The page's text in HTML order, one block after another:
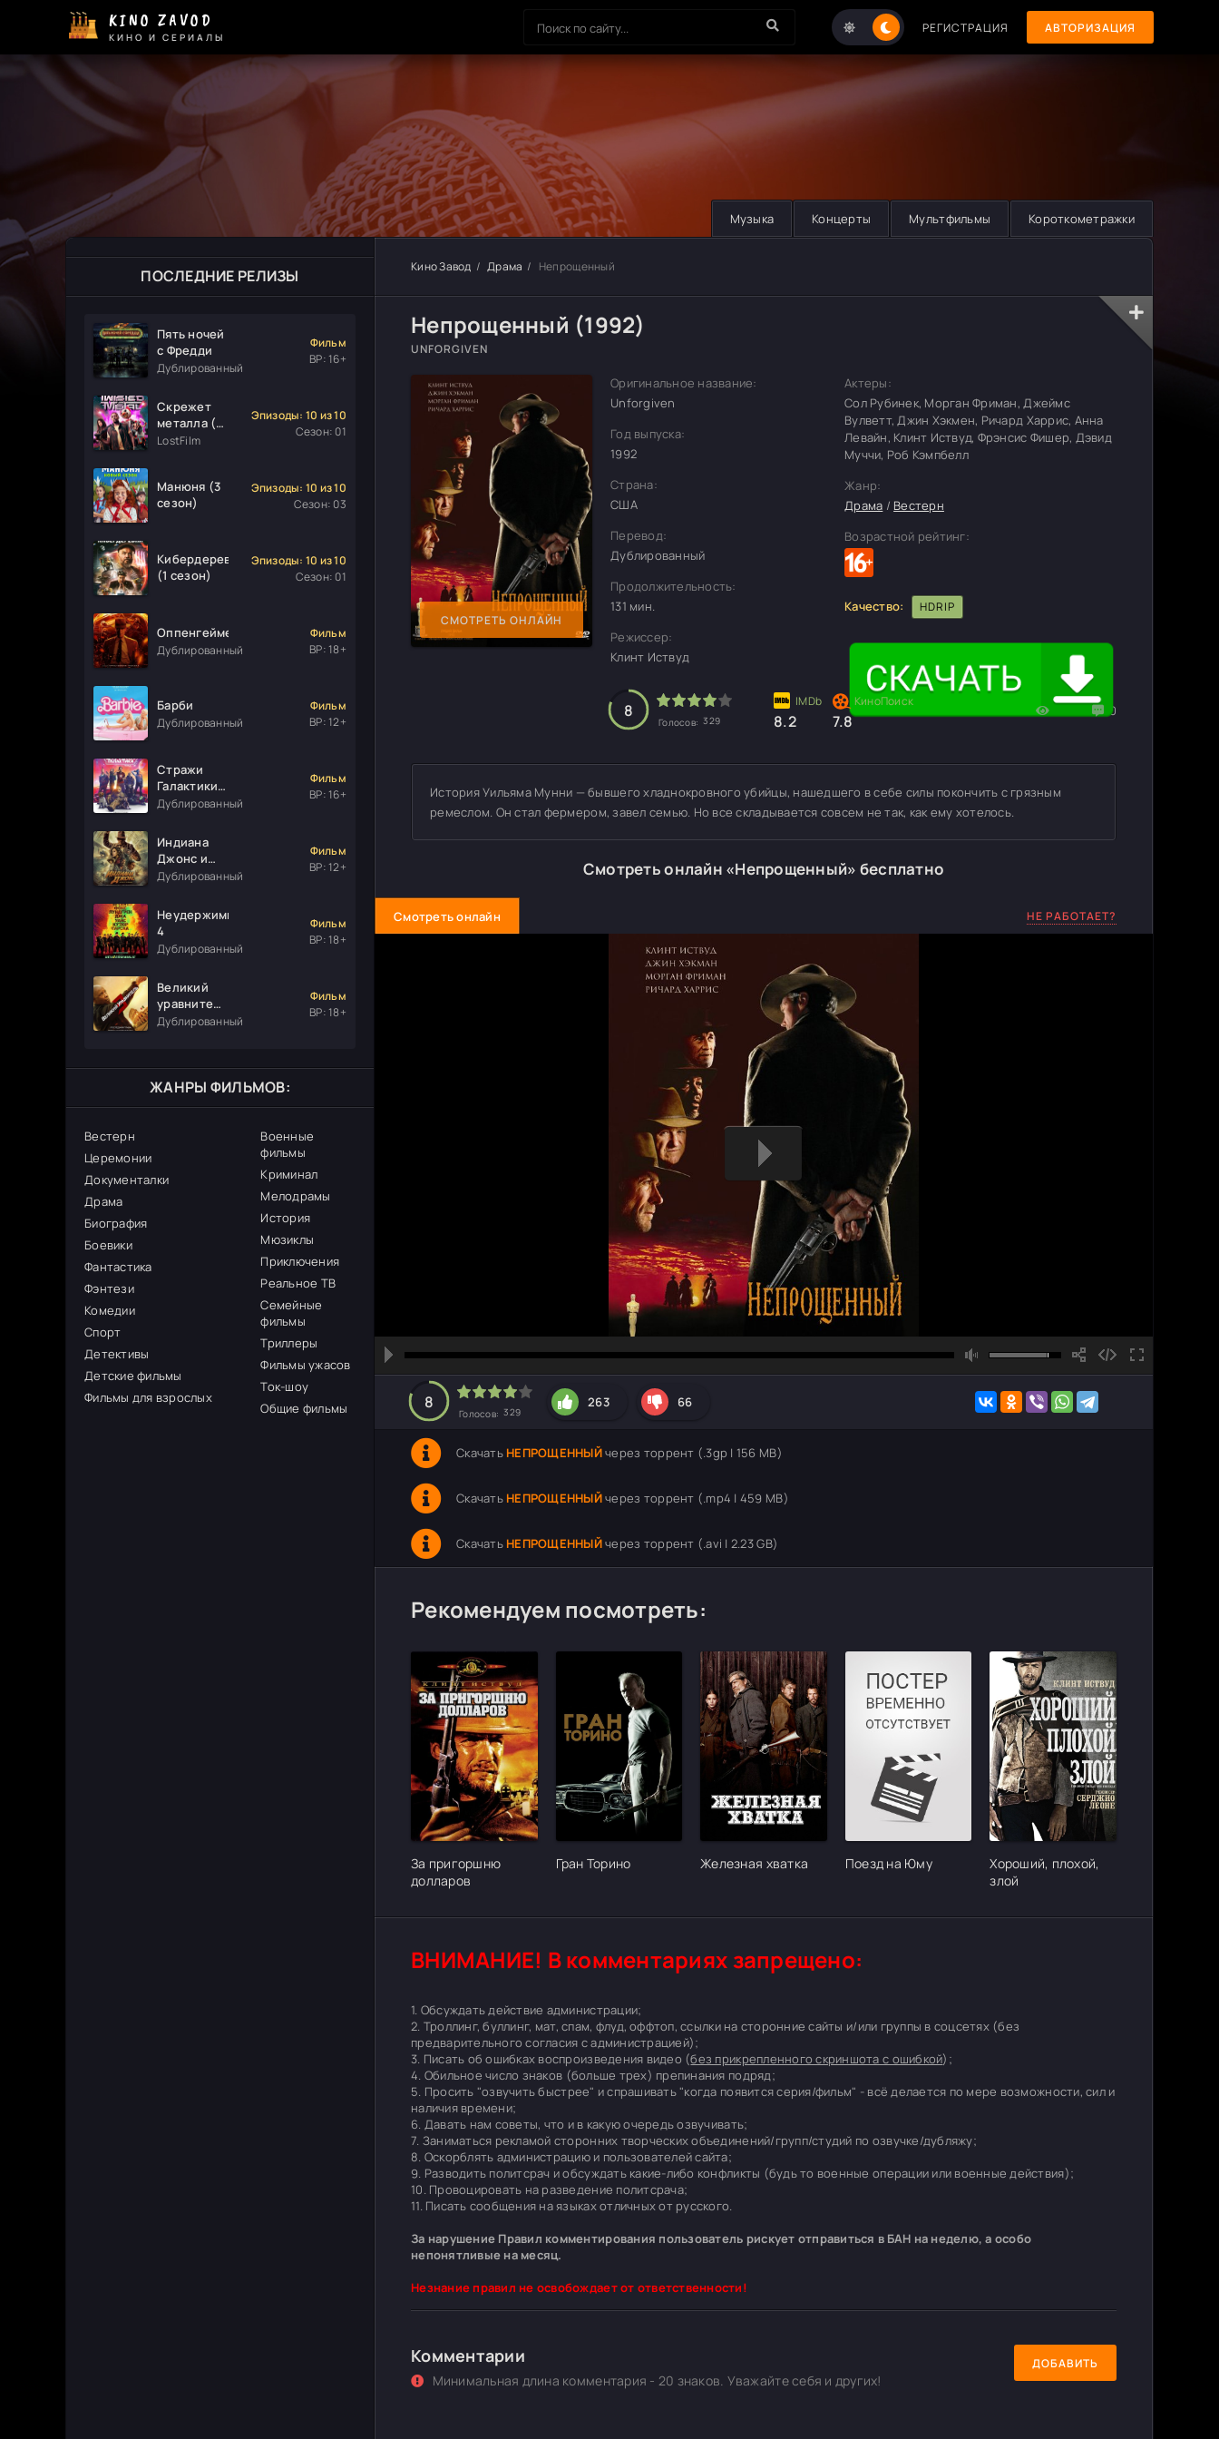
KINO ZAVOD
КИНО И СЕРИАЛЫ
РЕГИСТРАЦИЯ АВТОРИЗАЦИЯ
Музыка Концерты Мультфильмы Короткометражки
ПОСЛЕДНИЕ РЕЛИЗЫ
Пять ночей
с Фредди
Дублированный
Фильм
ВР: 16+
Скрежет
металла (1
сезон)
LostFilm
Эпизоды: 10 из 10
Сезон: 01
Манюня (3
сезон)
Эпизоды: 10 из 10
Сезон: 03
Кибердеревня
(1 сезон)
Эпизоды: 10 из 10
Сезон: 01
Оппенгеймер
Дублированный
Фильм
ВР: 18+
Барби
Дублированный
Фильм
ВР: 12+
Стражи
Галактики.
Часть 3
Дублированный
Фильм
ВР: 16+
Индиана
Джонс и
колесо
Дублированный
Фильм
ВР: 12+
Неудержимые
4
Дублированный
Фильм
ВР: 18+
Великий
уравнитель
3
Дублированный
Фильм
ВР: 18+
ЖАНРЫ ФИЛЬМОВ:
Вестерн
Церемонии
Документалки
Драма
Биография
Боевики
Фантастика
Фэнтези
Комедии
Спорт
Детективы
Детские фильмы
Фильмы для взрослых
Военные
фильмы
Криминал
Мелодрамы
История
Мюзиклы
Приключения
Реальное ТВ
Семейные
фильмы
Триллеры
Фильмы ужасов
Ток-шоу
Общие фильмы
Кино Завод Драма Непрощенный
Непрощенный (1992)
UNFORGIVEN
СМОТРЕТЬ ОНЛАЙН
Оригинальное название:
Unforgiven
Год выпуска:
1992
Страна:
США
Перевод:
Дублированный
Продолжительность:
131 мин.
Режиссер:
Клинт Иствуд
8
Голосов: 329 8.2 7.8
0
Актеры:
Сол Рубинек, Морган Фриман, Джеймс
Вулветт, Джин Хэкмен, Ричард Харрис, Анна
Левайн, Клинт Иствуд, Фрэнсис Фишер, Дэвид
Муччи, Роб Кэмпбелл
Жанр:
Драма / Вестерн
Возрастной рейтинг:
Качество: HDRIP
История Уильяма Мунни — бывшего хладнокровного убийцы, нашедшего в себе силы покончить с грязным
ремеслом. Он стал фермером, завел семью. Но все складывается совсем не так, как ему хотелось.
Смотреть онлайн «Непрощенный» бесплатно
Смотреть онлайн НЕ РАБОТАЕТ?
hd2160
hd1440
highres
hd1080
hd720
large
medium
small
tiny
8
Голосов: 329
263 66
Скачать НЕПРОЩЕННЫЙчерез торрент (.3gp | 156 MB)
Скачать НЕПРОЩЕННЫЙчерез торрент (.mp4 | 459 MB)
Скачать НЕПРОЩЕННЫЙчерез торрент (.avi | 2.23 GB)
Рекомендуем посмотреть:
За пригоршню
долларов
Гран Торино Железная хватка Поезд на Юму
Хороший, плохой,
злой
ВНИМАНИЕ! В комментариях запрещено:
1. Обсуждать действие администрации;
2. Троллинг, буллинг, мат, спам, флуд, оффтоп, ссылки на сторонние сайты и/или группы в соцсетях (без
предварительного согласия с администрацией);
3. Писать об ошибках воспроизведения видео (без прикрепленного скриншота с ошибкой);
4. Обильное число знаков (больше трех) препинания подряд;
5. Просить "озвучить быстрее" и спрашивать "когда появится серия/фильм" - всё делается по мере возможности, сил и
наличия времени;
6. Давать нам советы, что и в какую очередь озвучивать;
7. Заниматься рекламой сторонних творческих объединений/групп/студий по озвучке/дубляжу;
8. Оскорблять администрацию и пользователей сайта;
9. Разводить политсрач и обсуждать какие-либо конфликты (будь то военные операции или военные действия);
10. Провоцировать на разведение политсрача;
11. Писать сообщения на языках отличных от русского.
За нарушение Правил комментирования пользователь рискует отправиться в БАН на неделю, а особо
непонятливые на месяц.
Незнание правил не освобождает от ответственности!
Комментарии
Минимальная длина комментария - 20 знаков. Уважайте себя и других!
ДОБАВИТЬ